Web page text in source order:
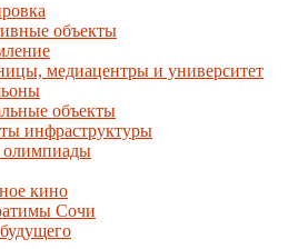
объекты
медиацентры и университет
объекты
инфраструктуры
олимпиады
кино
Сочи